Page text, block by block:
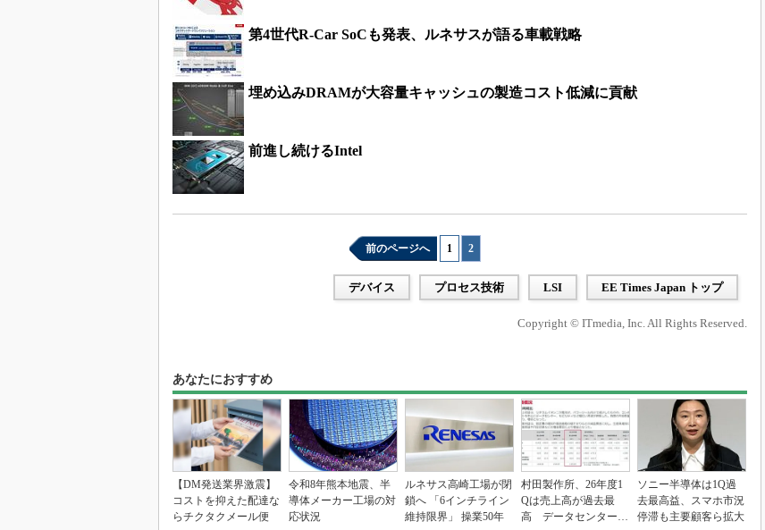
第4世代R-Car SoCも発表、ルネサスが語る車載戦略
埋め込みDRAMが大容量キャッシュの製造コスト低減に貢献
前進し続けるIntel
前のページへ 1 2
デバイス プロセス技術 LSI EE Times Japan トップ
Copyright © ITmedia, Inc. All Rights Reserved.
あなたにおすすめ
【DM発送業界激震】
コストを抑えた配達な
らチクタクメール便
令和8年熊本地震、半
導体メーカー工場の対
応状況
ルネサス高崎工場が閉
鎖へ 「6インチライン
維持限界」 操業50年
村田製作所、26年度1
Qは売上高が過去最
高 データセンター関
ソニー半導体は1Q過
去最高益、スマホ市況
停滞も主要顧客ら拡大